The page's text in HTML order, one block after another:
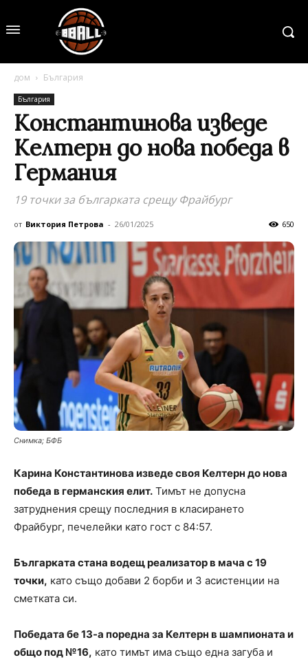
дом България
България
Константинова изведе
Келтерн до нова победа в
Германия
19 точки за българката срещу Фрайбург
от Виктория Петрова - 26/01/2025 650
Снимка; БФБ
Карина Константинова изведе своя Келтерн до нова
победа в германския елит. Тимът не допусна
затруднения срещу последния в класирането
Фрайбург, печелейки като гост с 84:57.
Българката стана водещ реализатор в мача с 19
точки, като също добави 2 борби и 3 асистенции на
сметката си.
Победата бе 13-а поредна за Келтерн в шампионата и
общо под №16, като тимът има също една загуба и